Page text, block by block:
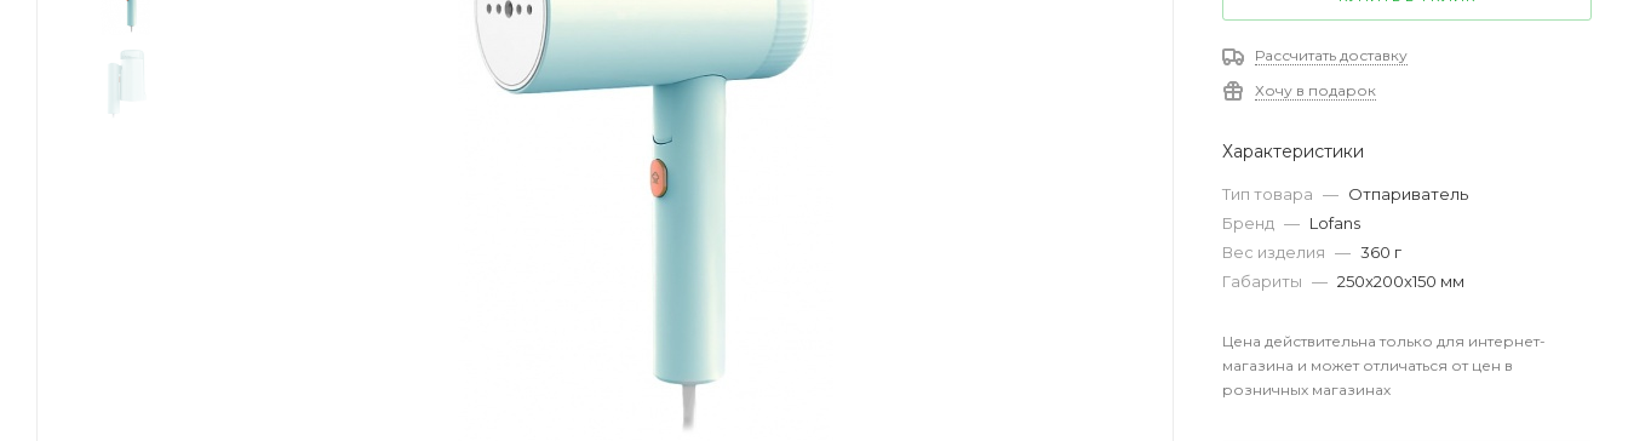
Рассчитать доставку
Хочу в подарок
Характеристики
Тип товара — Отпариватель
Бренд — Lofans
Вес изделия — 360 г
Габариты — 250x200x150 мм
Цена действительна только для интернет-
магазина и может отличаться от цен в
розничных магазинах